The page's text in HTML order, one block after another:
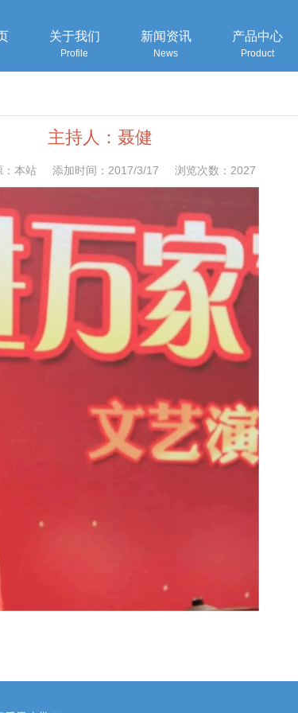
关于我们
Profile
新闻资讯
News
产品中心
Product
主持人：聂健
本站 添加时间：2017/3/17 浏览次数：2027